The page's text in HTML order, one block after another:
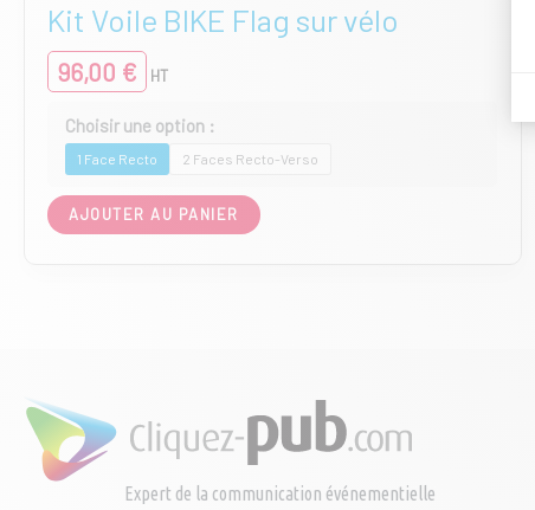
Kit Voile BIKE Flag sur vélo
96,00 € HT
1 Face Recto 2 Faces Recto-Verso
AJOUTER AU PANIER
produit
choisies
sur
la
page
du
Expert de la communication événementielle